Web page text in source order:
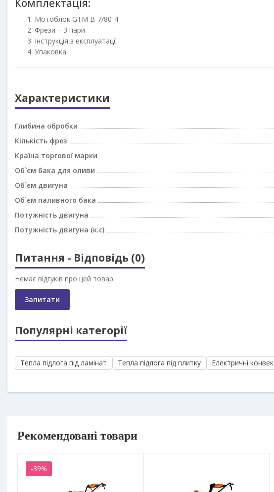
Комплектація:
Мотоблок GTM B-7/80-4
Фрези – 3 пари
Інструкція з експлуатації
Упаковка
Характеристики
Глибина обробки
Кількість фрез
Країна торгової марки
Об`єм бака для оливи
Об`єм двигуна
Об`єм паливного бака
Потужність двигуна
Потужність двигуна (к.с)
Питання - Відповідь (0)
Немає відгуків про цей товар.
Запитати
Популярні категорії
Тепла підлога під ламінат Тепла підлога під плитку Електричні
Рекомендовані товари
-39%